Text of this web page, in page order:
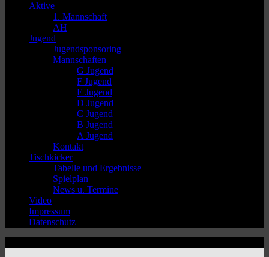
Aktive
1. Mannschaft
AH
Jugend
Jugendsponsoring
Mannschaften
G Jugend
F Jugend
E Jugend
D Jugend
C Jugend
B Jugend
A Jugend
Kontakt
Tischkicker
Tabelle und Ergebnisse
Spielplan
News u. Termine
Video
Impressum
Datenschutz